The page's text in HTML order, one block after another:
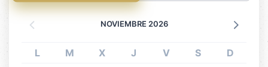
NOVIEMBRE 2026
L M X J V S D